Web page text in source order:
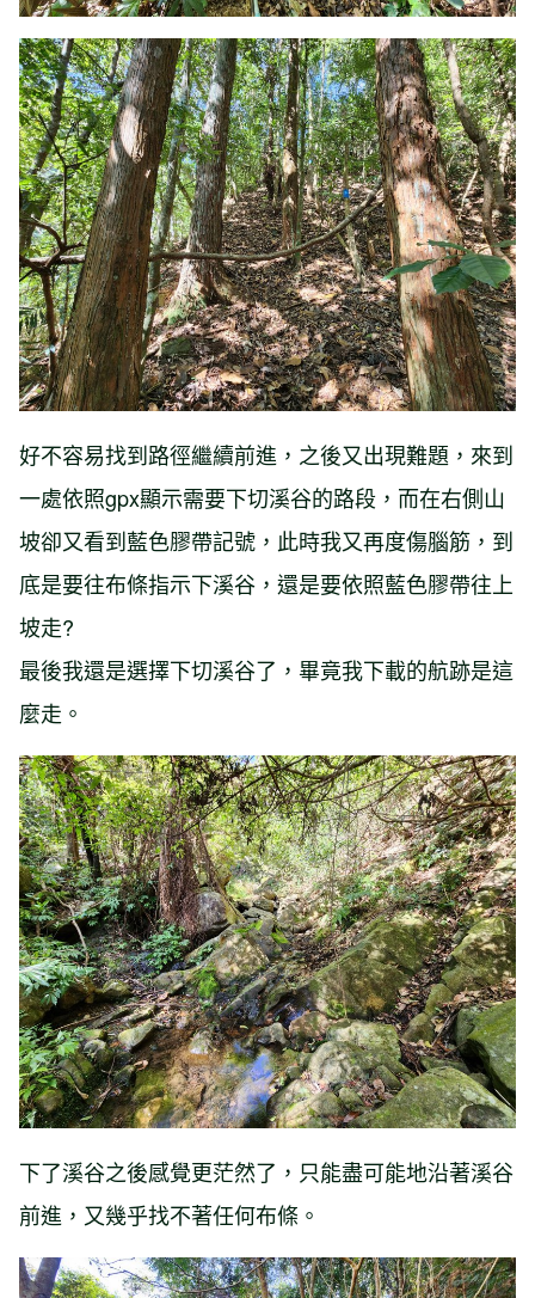
好不容易找到路徑繼續前進，之後又出現難題，來到
一處依照gpx顯示需要下切溪谷的路段，而在右側山
坡卻又看到藍色膠帶記號，此時我又再度傷腦筋，到
底是要往布條指示下溪谷，還是要依照藍色膠帶往上
坡走?
最後我還是選擇下切溪谷了，畢竟我下載的航跡是這
麼走。
下了溪谷之後感覺更茫然了，只能盡可能地沿著溪谷
前進，又幾乎找不著任何布條。